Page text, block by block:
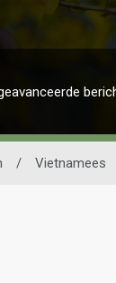
/ Vietnamees